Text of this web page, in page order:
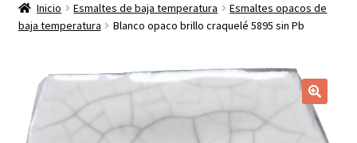
Localización
CONDICIONES
PRIVACIDAD
PRODUCTOS
Expandir
Inicio Esmaltes de baja temperatura
Esmaltes opacos de
baja temperatura
Blanco opaco brillo craquelé 5895 sin Pb